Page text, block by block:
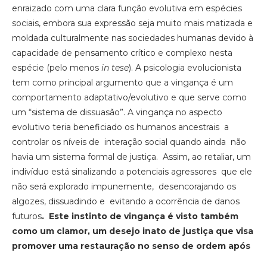
enraizado com uma clara função evolutiva em espécies
sociais, embora sua expressão seja muito mais matizada e
moldada culturalmente nas sociedades humanas devido à
capacidade de pensamento crítico e complexo nesta
espécie (pelo menos in tese). A psicologia evolucionista
tem como principal argumento que a vingança é um
comportamento adaptativo/evolutivo e que serve como
um “sistema de dissuasão”. A vingança no aspecto
evolutivo teria beneficiado os humanos ancestrais a
controlar os níveis de interação social quando ainda não
havia um sistema formal de justiça. Assim, ao retaliar, um
indivíduo está sinalizando a potenciais agressores que ele
não será explorado impunemente, desencorajando os
algozes, dissuadindo e evitando a ocorrência de danos
futuros. Este instinto de vingança é visto também
como um clamor, um desejo inato de justiça que visa
promover uma restauração no senso de ordem após